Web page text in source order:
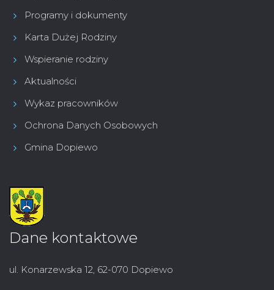
Programy i dokumenty
Karta Dużej Rodziny
Wspieranie rodziny
Aktualności
Wykaz pracowników
Ochrona Danych Osobowych
Gmina Dopiewo
Dane kontaktowe
ul. Konarzewska 12, 62-070 Dopiewo